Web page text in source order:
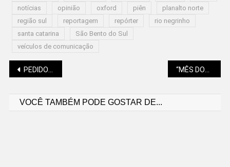
notícias opinião oxford piên
planalto norte
região sul
reportagem repórter
rio negrinho
santa catarina
São Bento do Sul
veículos de comunicação
Navegação
PEDIDO DE ATÉ 30 ANOS DE PRISÃO PELO 8 DE JANEIRO “MÊS DOS NÚCLEOS” IMPULSIONA MICRO E PEQUENAS EMPRESAS EM SC
VOCÊ TAMBÉM PODE GOSTAR DE...